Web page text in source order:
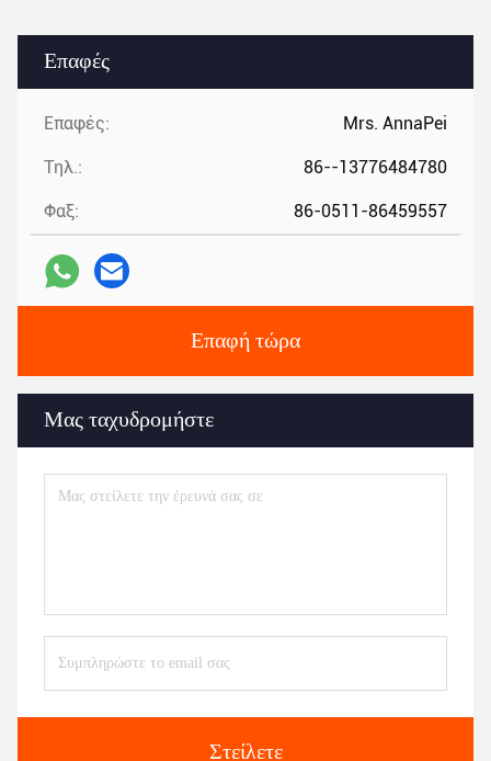
Επαφές
Επαφές: Mrs. AnnaPei
Τηλ.: 86--13776484780
Φαξ: 86-0511-86459557
Επαφή τώρα
Μας ταχυδρομήστε
Στείλετε